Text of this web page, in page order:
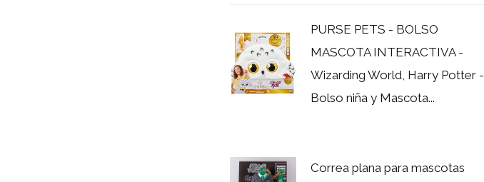
PURSE PETS - BOLSO
MASCOTA INTERACTIVA -
Wizarding World, Harry Potter -
Bolso niña y Mascota...
Correa plana para mascotas